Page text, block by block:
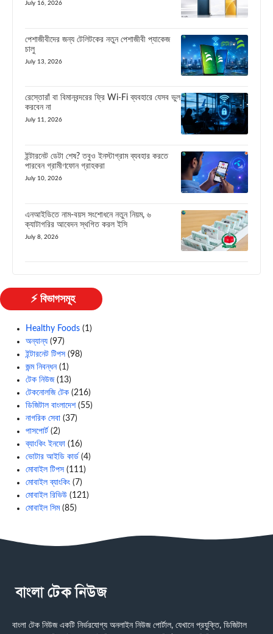
July 16, 2026
পেশাজীবীদের জন্য টেলিটকের নতুন পেশাজীবী প্যাকেজ
চালু
July 13, 2026
রেস্তোরাঁ বা বিমানবন্দরের ফ্রি Wi-Fi ব্যবহারে যেসব ভুল
করবেন না
July 11, 2026
ইন্টারনেট ডেটা শেষ? তবুও ইনস্টাগ্রাম ব্যবহার করতে
পারবেন গ্রামীণফোন গ্রাহকরা
July 10, 2026
এনআইডিতে নাম-বয়স সংশোধনে নতুন নিয়ম, ৬
ক্যাটাগরির আবেদন স্থগিত করল ইসি
July 8, 2026
⚡ বিভাগসমূহ
Healthy Foods (1)
অন্যান্য (97)
ইন্টারনেট টিপস (98)
জন্ম নিবন্ধন(1)
টেক নিউজ(13)
টেকনোলজি টেক (216)
ডিজিটাল বাংলাদেশ(55)
নাগরিক সেবা (37)
পাসপোর্ট (2)
ব্যাংকিং ইনফো (16)
ভোটার আইডি কার্ড (4)
মোবাইল টিপস (111)
মোবাইল ব্যাংকিং (7)
মোবাইল রিভিউ (121)
মোবাইল সিম(85)
বাংলা টেক নিউজ একটি নির্ভরযোগ্য অনলাইন নিউজ পোর্টাল, যেখানে প্রযুক্তি, ডিজিটাল